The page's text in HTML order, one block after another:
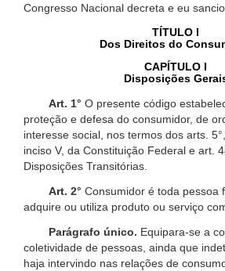
Congresso Nacional decreta e eu
TÍTULO I
Dos Direitos do
CAPÍTULO I
Disposições
Art. 1° O presente código
proteção e defesa do consumidor, de
interesse social, nos termos dos arts.
inciso V, da Constituição Federal e art.
Disposições Transitórias.
Art. 2° Consumidor é toda pessoa
adquire ou utiliza produto ou serviço
Parágrafo único. Equipara-se a
coletividade de pessoas, ainda que
haja intervindo nas relações de